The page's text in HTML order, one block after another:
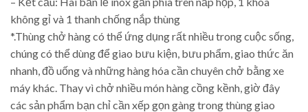
không gỉ và 1 thanh chống nắp thùng
*.Thùng chở hàng có thể ứng dụng rất nhiều trong cuộc sống,
chúng có thể dùng để giao bưu kiện, bưu phẩm, giao thức ăn
nhanh, đồ uống và những hàng hóa cần chuyên chở bằng xe
máy khác. Thay vì chở nhiều món hàng cồng kềnh, giờ đây
các sản phẩm bạn chỉ cần xếp gọn gàng trong thùng giao